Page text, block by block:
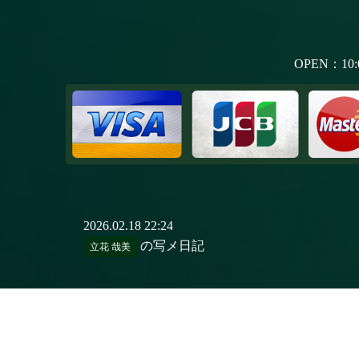
OPEN：
2026.02.18 22:24
立花 哉美 の写メ日記